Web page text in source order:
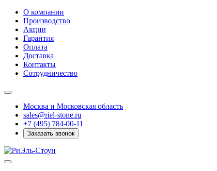
О компании
Производство
Акции
Гарантия
Оплата
Доставка
Контакты
Сотрудничество
Москва и Московская область
sales@riel-stone.ru
+7 (495) 784-00-11
Заказать звонок